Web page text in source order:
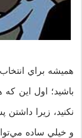
هميشه براي
باشيد؛ اول اين
نکنيد، زيرا
و خيلي ساده